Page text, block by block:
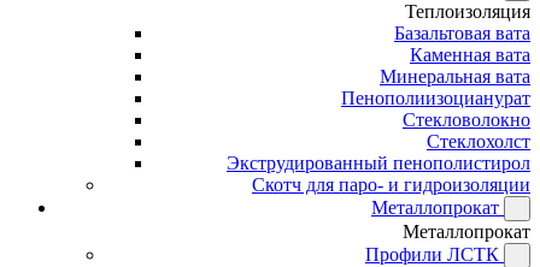
Теплоизоляция
Базальтовая вата
Каменная вата
Минеральная вата
Пенополиизоцианурат
Стекловолокно
Стеклохолст
Экструдированный пенополистирол
Скотч для паро- и гидроизоляции
Металлопрокат
Металлопрокат
Профили ЛСТК